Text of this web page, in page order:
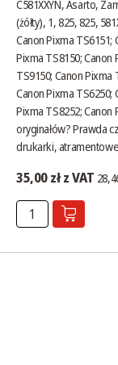
C581XXYN, Asarto,
(żółty), 1, 825, 825,
Canon Pixma TS6151;
Pixma TS8150; Canon
TS9150; Canon Pixma
Canon Pixma TS6250;
Pixma TS8252; Canon
oryginałów? Prawda
drukarki,
35,00 zł z VAT